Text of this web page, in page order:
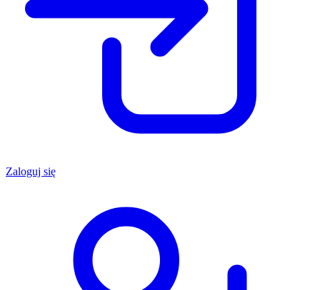
Zaloguj się